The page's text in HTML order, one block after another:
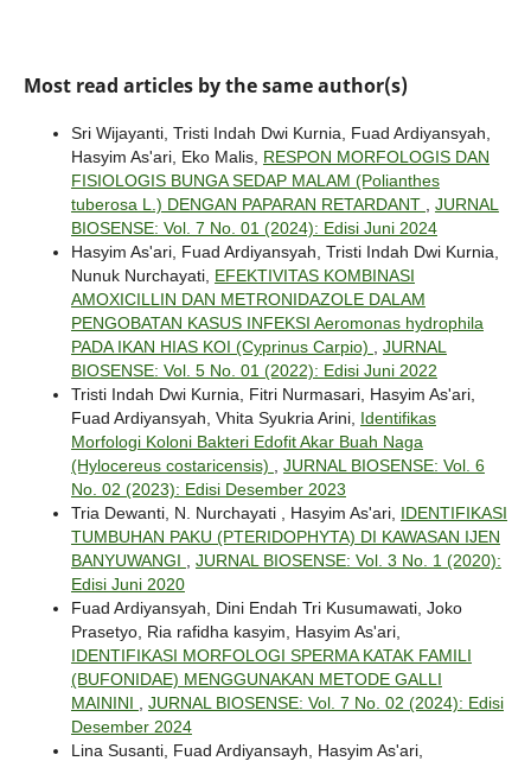
Most read articles by the same author(s)
Sri Wijayanti, Tristi Indah Dwi Kurnia, Fuad Ardiyansyah,
Hasyim As'ari, Eko Malis, RESPON MORFOLOGIS DAN
FISIOLOGIS BUNGA SEDAP MALAM (Polianthes
tuberosa L.) DENGAN PAPARAN RETARDANT
JURNAL
BIOSENSE: Vol. 7 No. 01 (2024): Edisi Juni 2024
Hasyim As'ari, Fuad Ardiyansyah, Tristi Indah Dwi Kurnia,
Nunuk Nurchayati, EFEKTIVITAS KOMBINASI
AMOXICILLIN DAN METRONIDAZOLE DALAM
PENGOBATAN KASUS INFEKSI Aeromonas hydrophila
PADA IKAN HIAS KOI (Cyprinus Carpio)
JURNAL
BIOSENSE: Vol. 5 No. 01 (2022): Edisi Juni 2022
Tristi Indah Dwi Kurnia, Fitri Nurmasari, Hasyim As'ari,
Fuad Ardiyansyah, Vhita Syukria Arini, Identifikas
Morfologi Koloni Bakteri Edofit Akar Buah Naga
(Hylocereus costaricensis)
JURNAL BIOSENSE: Vol. 6
No. 02 (2023): Edisi Desember 2023
Tria Dewanti, N. Nurchayati , Hasyim As'ari, IDENTIFIKASI
TUMBUHAN PAKU (PTERIDOPHYTA) DI KAWASAN IJEN
BANYUWANGI
JURNAL BIOSENSE: Vol. 3 No. 1 (2020):
Edisi Juni 2020
Fuad Ardiyansyah, Dini Endah Tri Kusumawati, Joko
Prasetyo, Ria rafidha kasyim, Hasyim As'ari,
IDENTIFIKASI MORFOLOGI SPERMA KATAK FAMILI
(BUFONIDAE) MENGGUNAKAN METODE GALLI
MAININI
JURNAL BIOSENSE: Vol. 7 No. 02 (2024): Edisi
Desember 2024
Lina Susanti, Fuad Ardiyansayh, Hasyim As'ari,